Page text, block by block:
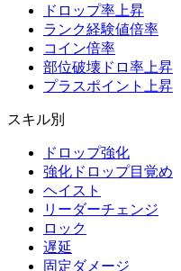
ドロップ率上昇
ランク経験値倍率
コイン倍率
部位破壊ドロ率上昇
プラスポイント上昇
スキル別
ドロップ強化
強化ドロップ目覚め
ヘイスト
リーダーチェンジ
ロック
遅延
固定ダメージ